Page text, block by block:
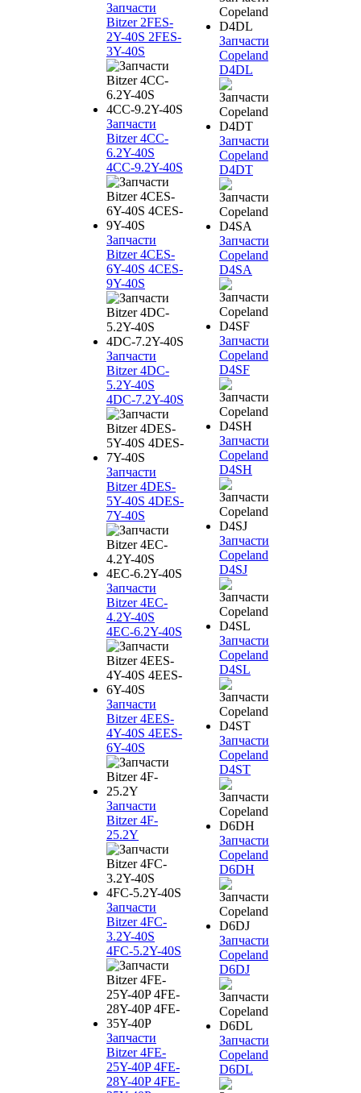
Запчасти
Bitzer 2FES-
2Y-40S 2FES-
3Y-40S
Запчасти
Bitzer 4CC-
6.2Y-40S
4CC-9.2Y-40S
Запчасти
Bitzer 4CES-
6Y-40S 4CES-
9Y-40S
Запчасти
Bitzer 4DC-
5.2Y-40S
4DC-7.2Y-40S
Запчасти
Bitzer 4DES-
5Y-40S 4DES-
7Y-40S
Запчасти
Bitzer 4EC-
4.2Y-40S
4EC-6.2Y-40S
Запчасти
Bitzer 4EES-
4Y-40S 4EES-
6Y-40S
Запчасти
Bitzer 4F-
25.2Y
Запчасти
Bitzer 4FC-
3.2Y-40S
4FC-5.2Y-40S
Запчасти
Bitzer 4FE-
25Y-40P 4FE-
28Y-40P 4FE-
Запчасти
Copeland
D4DL
Запчасти
Copeland
D4DT
Запчасти
Copeland
D4SA
Запчасти
Copeland
D4SF
Запчасти
Copeland
D4SH
Запчасти
Copeland
D4SJ
Запчасти
Copeland
D4SL
Запчасти
Copeland
D4ST
Запчасти
Copeland
D6DH
Запчасти
Copeland
D6DJ
Запчасти
Copeland
D6DL